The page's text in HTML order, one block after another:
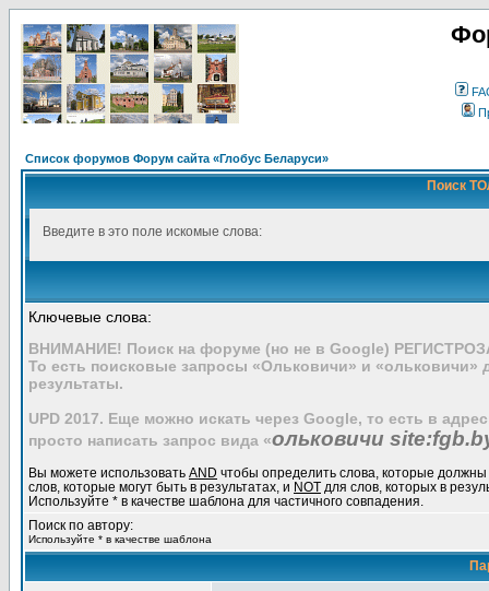
Список форумов Форум сайта «Глобус Беларуси»
Поиск
Введите в это поле искомые слова:
Ключевые слова:
ВНИМАНИЕ! Поиск на форуме (но не в Google)
То есть поисковые запросы «Ольковичи» и «ольковичи»
результаты.
UPD 2017. Еще можно искать через Google, то есть в
просто написать запрос вида «ольковичи
Вы можете использовать AND чтобы определить слова, которые должны
слов, которые могут быть в результатах, и NOT для слов, которых в
Используйте * в качестве шаблона для частичного совпадения.
Поиск по автору:
Используйте * в качестве шаблона